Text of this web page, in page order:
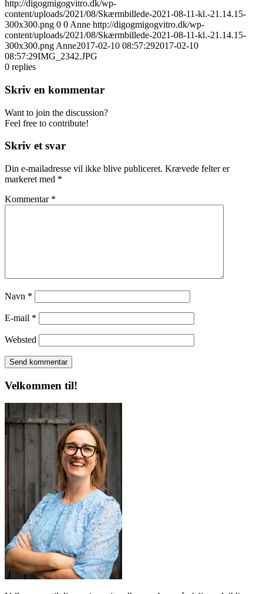
http://digogmigogvitro.dk/wp-
content/uploads/2021/08/Skærmbillede-2021-08-11-kl.-21.14.15-
300x300.png 0 0 Anne http://digogmigogvitro.dk/wp-
content/uploads/2021/08/Skærmbillede-2021-08-11-kl.-21.14.15-
300x300.png Anne2017-02-10 08:57:292017-02-10
08:57:29IMG_2342.JPG
0 replies
Skriv en kommentar
Want to join the discussion?
Feel free to contribute!
Skriv et svar
Din e-mailadresse vil ikke blive publiceret. Krævede felter er
markeret med *
Kommentar *
Navn *
E-mail *
Websted
Velkommen til!